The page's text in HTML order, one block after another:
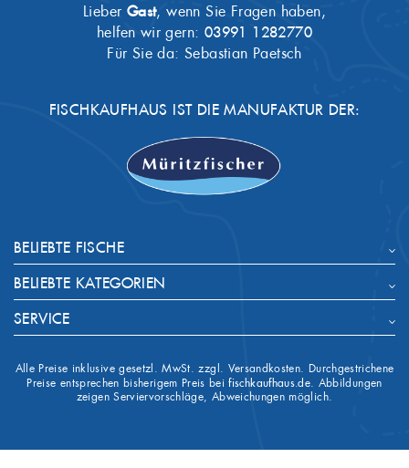
Lieber Gast, wenn Sie Fragen haben,
helfen wir gern: 03991 1282770
Für Sie da: Sebastian Paetsch
FISCHKAUFHAUS IST DIE MANUFAKTUR DER:
BELIEBTE FISCHE
BELIEBTE KATEGORIEN
SERVICE
Alle Preise inklusive gesetzl. MwSt. zzgl. Versandkosten. Durchgestrichene
Preise entsprechen bisherigem Preis beifischkaufhaus.de. Abbildungen
zeigen Serviervorschläge, Abweichungen möglich.